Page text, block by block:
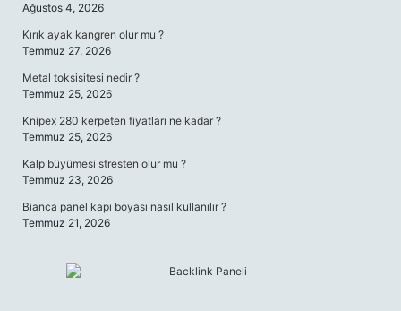
Ağustos 4, 2026
Kırık ayak kangren olur mu ?
Temmuz 27, 2026
Metal toksisitesi nedir ?
Temmuz 25, 2026
Knipex 280 kerpeten fiyatları ne kadar ?
Temmuz 25, 2026
Kalp büyümesi stresten olur mu ?
Temmuz 23, 2026
Bianca panel kapı boyası nasıl kullanılır ?
Temmuz 21, 2026